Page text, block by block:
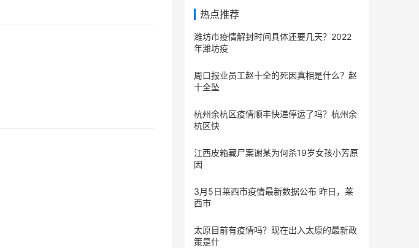
热点推荐
潍坊市疫情解封时间具体还要几天？2022
年潍坊疫
周口报业员工赵十全的死因真相是什么？赵
十全坠
杭州余杭区疫情顺丰快递停运了吗？杭州余
杭区快
江西皮箱藏尸案谢某为何杀19岁女孩小芳原
因
3月5日莱西市疫情最新数据公布 昨日，莱
西市
太原目前有疫情吗？现在出入太原的最新政
策是什